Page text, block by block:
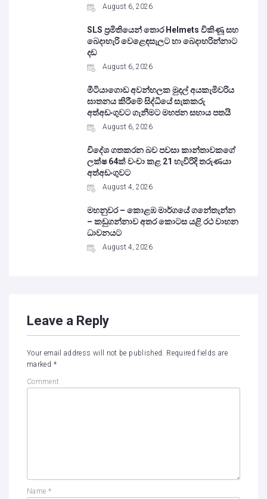
August 6, 2026
SLS ප්‍රමිතියෙන් තොර Helmets විකිණූ සහ
බෙදාහැරි වෙළෙඳසැලට හා බෙදාහරින්නාට
දඩ
August 6, 2026
මීටියාගොඩ අවන්හලක මුදල් අයකැමිවරිය
ඝාතනය කිරීමේ සිද්ධියේ සැකකරු
අත්අඩංගුවට ගැනීමට මහජන සහාය පතයි
August 6, 2026
විදේශ ගතකරන බව පවසා කාන්තාවකගේ
ලක්ෂ 64ක් වංචා කළ 21 හැවිරිදි තරුණයා
අත්අඩංගුවට
August 4, 2026
මහනුවර – කොළඹ මාර්ගයේ ගනේතැන්න
– කඩුගන්නාව අතර කොටස යළි රථ වාහන
ධාවනයට
August 4, 2026
Leave a Reply
Your email address will not be published. Required fields are
marked *
Comment
Name *